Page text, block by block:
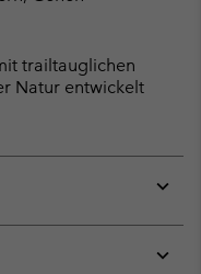
trailtauglichen
Natur entwickelt
or